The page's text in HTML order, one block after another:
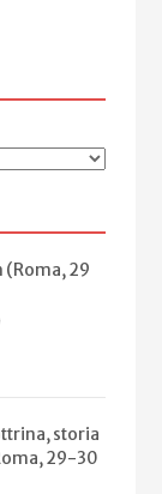
(Roma, 29
storia
29-30